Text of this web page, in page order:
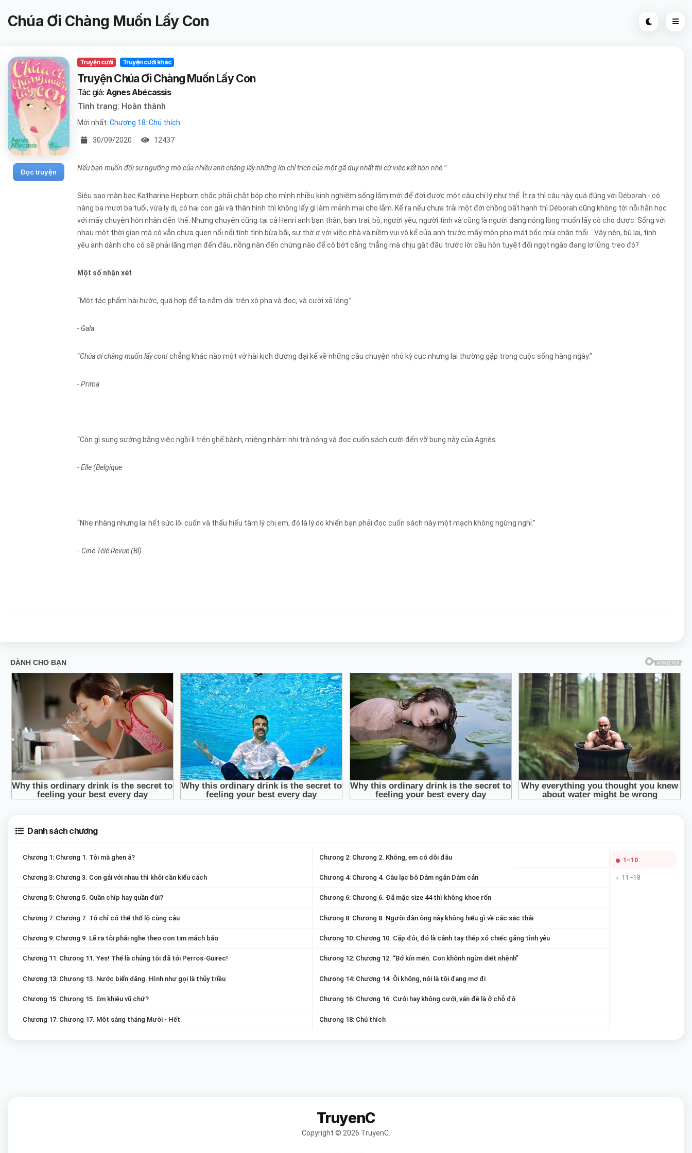
Chúa Ơi Chàng Muốn Lấy Con
Đọc truyện
Truyện cười Truyện cười khác
Truyện Chúa Ơi Chàng Muốn Lấy Con
Tác giả: Agnes Abécassis
Tình trạng: Hoàn thành
Mới nhất: Chương 18: Chú thích
30/09/2020 12437
Nếu bạn muốn đổi sự ngưỡng mộ của nhiều anh chàng lấy những lời chỉ trích của một gã duy nhất thì cứ việc kết hôn nhé.”
Siêu sao màn bạc Katharine Hepburn chắc phải chắt bóp cho mình nhiều kinh nghiệm sống lắm mới để đời được một câu chí lý như thế. Ít ra thì câu này quá đúng với Déborah - cô
nàng ba mươi ba tuổi, vừa ly dị, có hai con gái và thân hình thì không lấy gì làm mảnh mai cho lắm. Kể ra nếu chưa trải một đời chồng bất hạnh thì Déborah cũng không tới nỗi hằn học
với mấy chuyện hôn nhân đến thế. Nhưng chuyện cũng tại cả Henri anh bạn thân, bạn trai, bồ, người yêu, người tình và cũng là người đang nóng lòng muốn lấy cô cho được. Sống với
nhau một thời gian mà cô vẫn chưa quen nổi nổi tính tình bừa bãi, sự thờ ơ với việc nhà và niềm vui vô kể của anh trước mấy món pho mát bốc mùi chân thối… Vậy nên, bù lại, tình
yêu anh dành cho cô sẽ phải lãng mạn đến đâu, nồng nàn đến chừng nào để cô bớt căng thẳng mà chịu gật đầu trước lời cầu hôn tuyệt đối ngọt ngào đang lơ lửng treo đó?
Một số nhận xét
“Một tác phẩm hài hước, quá hợp để ta nằm dài trên xô pha và đọc, và cười xả láng.”
- Gala
“Chúa ơi chàng muốn lấy con!chẳng khác nào một vở hài kịch đương đại kể về những câu chuyện nhỏ kỳ cục nhưng lại thường gặp trong cuộc sống hàng ngày.”
- Prima
“Còn gì sung sướng bằng việc ngồi lì trên ghế bành, miệng nhâm nhi trà nóng và đọc cuốn sách cười đến vỡ bụng này của Agnès
- Elle (Belgique
“Nhẹ nhàng nhưng lại hết sức lôi cuốn và thấu hiểu tâm lý chị em, đó là lý do khiến bạn phải đọc cuốn sách này một mạch không ngừng nghỉ.”
- Ciné Télé Revue (Bỉ)
Danh sách chương
Chương 1: Chương 1. Tôi mà ghen á? Chương 2: Chương 2. Không, em có dỗi đâu
Chương 3: Chương 3. Con gái với nhau thì khỏi cần kiểu cách Chương 4: Chương 4. Câu lạc bộ Dám ngăn Dám cản
Chương 5: Chương 5. Quần chíp hay quần đùi? Chương 6: Chương 6. Đã mặc size 44 thì không khoe rốn
Chương 7: Chương 7. Tớ chỉ có thể thổ lộ cùng cậu Chương 8: Chương 8. Người đàn ông này không hiểu gì về các sắc thái
Chương 9: Chương 9. Lẽ ra tôi phải nghe theo con tim mách bảo Chương 10: Chương 10. Cặp đôi, đó là cánh tay thép xỏ chiếc găng tình yêu
Chương 11: Chương 11. Yes! Thế là chúng tôi đã tới Perros-Guirec! Chương 12: Chương 12. “Bớ kín mến. Con khônh ngừn diết nhệnh”
Chương 13: Chương 13. Nước biển dâng. Hình như gọi là thủy triều Chương 14: Chương 14. Ôi không, nói là tôi đang mơ đi
Chương 15: Chương 15. Em khiêu vũ chứ? Chương 16: Chương 16. Cưới hay không cưới, vấn đề là ở chỗ đó
Chương 17: Chương 17. Một sáng tháng Mười - Hết Chương 18: Chú thích
1–10
11–18
TruyenC
Copyright © 2026 TruyenC.